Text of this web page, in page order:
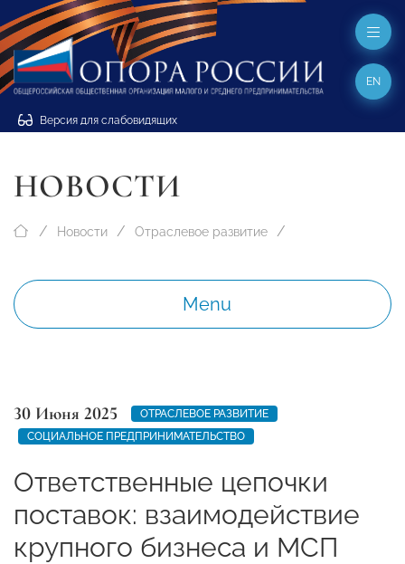
Версия для слабовидящих
EN
НОВОСТИ
Новости Отраслевое развитие
Menu
30 Июня 2025
ОТРАСЛЕВОЕ РАЗВИТИЕ
СОЦИАЛЬНОЕ ПРЕДПРИНИМАТЕЛЬСТВО
Ответственные цепочки
поставок: взаимодействие
крупного бизнеса и МСП